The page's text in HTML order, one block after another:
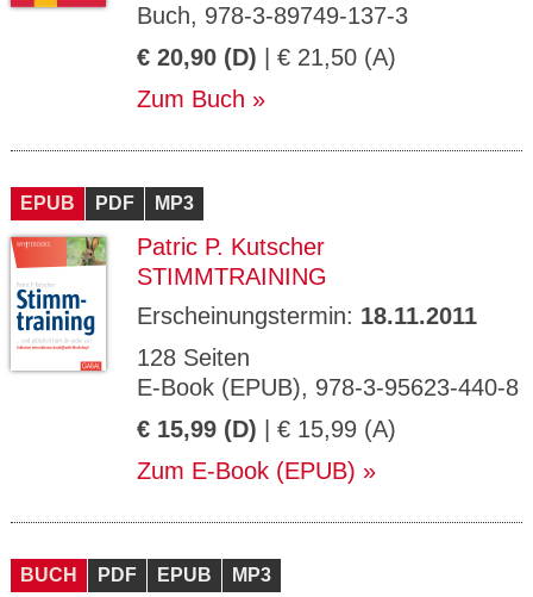
Buch, 978-3-89749-137-3
€ 20,90 (D) | € 21,50 (A)
Zum Buch
EPUB PDF MP3
Patric P. Kutscher
STIMMTRAINING
Erscheinungstermin: 18.11.2011
128 Seiten
E-Book (EPUB), 978-3-95623-440-8
€ 15,99 (D) | € 15,99 (A)
Zum E-Book (EPUB)
BUCH PDF EPUB MP3